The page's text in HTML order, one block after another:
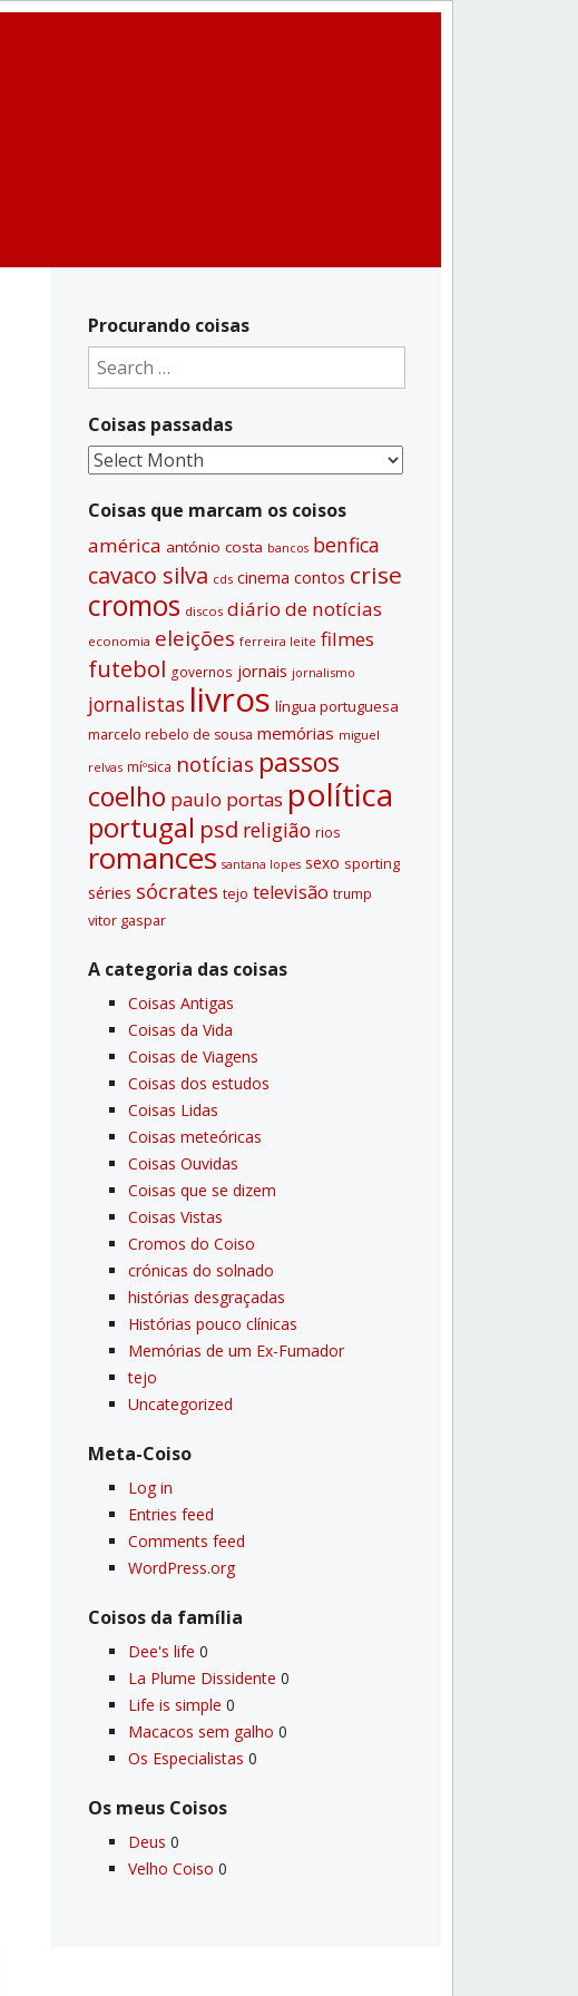
Procurando coisas
Search
for:
Coisas passadas
Coisas
Coisas que marcam os coisos
américa antónio costa bancos benfica
cavaco silva cds cinema contos crise
cromos discos diário de notí­cias
economia eleições ferreira leite filmes
futebol governos jornais jornalismo
jornalistas livros lí­ngua portuguesa
marcelo rebelo de sousa memórias miguel
relvas míºsica notí­cias passos
coelho paulo portas polí­tica
portugal psd religião rios
romances santana lopes sexo sporting
séries sócrates tejo televisão trump
vitor gaspar
A categoria das coisas
Coisas Antigas
Coisas da Vida
Coisas de Viagens
Coisas dos estudos
Coisas Lidas
Coisas meteóricas
Coisas Ouvidas
Coisas que se dizem
Coisas Vistas
Cromos do Coiso
crónicas do solnado
histórias desgraçadas
Histórias pouco clí­nicas
Memórias de um Ex-Fumador
tejo
Uncategorized
Meta-Coiso
Log in
Entries feed
Comments feed
WordPress.org
Coisos da famí­lia
Dee's life 0
La Plume Dissidente 0
Life is simple 0
Macacos sem galho 0
Os Especialistas 0
Os meus Coisos
Deus 0
Velho Coiso 0